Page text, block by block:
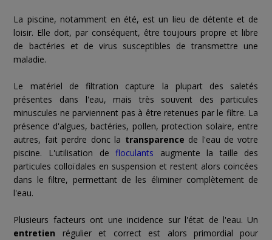
La piscine, notamment en été, est un lieu de détente et de
loisir. Elle doit, par conséquent, être toujours propre et libre
de bactéries et de virus susceptibles de transmettre une
maladie.
Le matériel de filtration capture la plupart des saletés
présentes dans l'eau, mais très souvent des particules
minuscules ne parviennent pas à être retenues par le filtre. La
présence d'algues, bactéries, pollen, protection solaire, entre
autres, fait perdre donc la transparence de l'eau de votre
piscine. L'utilisation defloculants augmente la taille des
particules colloïdales en suspension et restent alors coincées
dans le filtre, permettant de les éliminer complètement de
l'eau.
Plusieurs facteurs ont une incidence sur l'état de l'eau. Un
entretien régulier et correct est alors primordial pour